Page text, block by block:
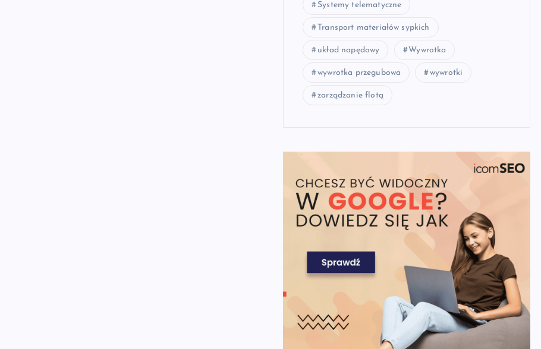
Systemy telematyczne
Transport materiałów sypkich
układ napędowy Wywrotka
wywrotka przegubowa wywrotki
zarządzanie flotą